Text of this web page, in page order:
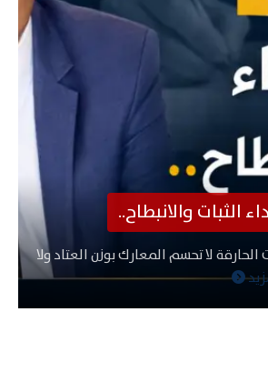
الثبات والانبطاح..
لا تحسم المعارك بوزن العتاد ولا